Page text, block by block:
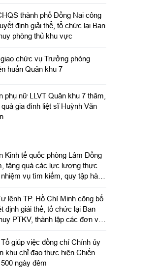
thành phố Đồng Nai công
định giải thể, tổ chức lại Ban
phòng thủ khu vực
chức vụ Trưởng phòng
huấn Quân khu 7
phụ nữ LLVT Quân khu 7 thăm,
quà gia đình liệt sĩ Huỳnh Văn
Kinh tế quốc phòng Lâm Đồng
tặng quà các lực lượng thực
vụ tìm kiếm, quy tập hài
sĩ
lệnh TP. Hồ Chí Minh công bố
định giải thể, tổ chức lại Ban
PTKV, thành lập các đơn vị
giúp việc đồng chí Chính ủy
khu chỉ đạo thực hiện Chiến
ngày đêm